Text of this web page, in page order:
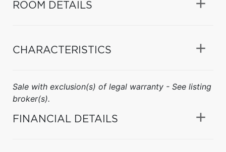
ROOM DETAILS
CHARACTERISTICS
Sale with exclusion(s) of legal warranty - See listing
broker(s).
FINANCIAL DETAILS